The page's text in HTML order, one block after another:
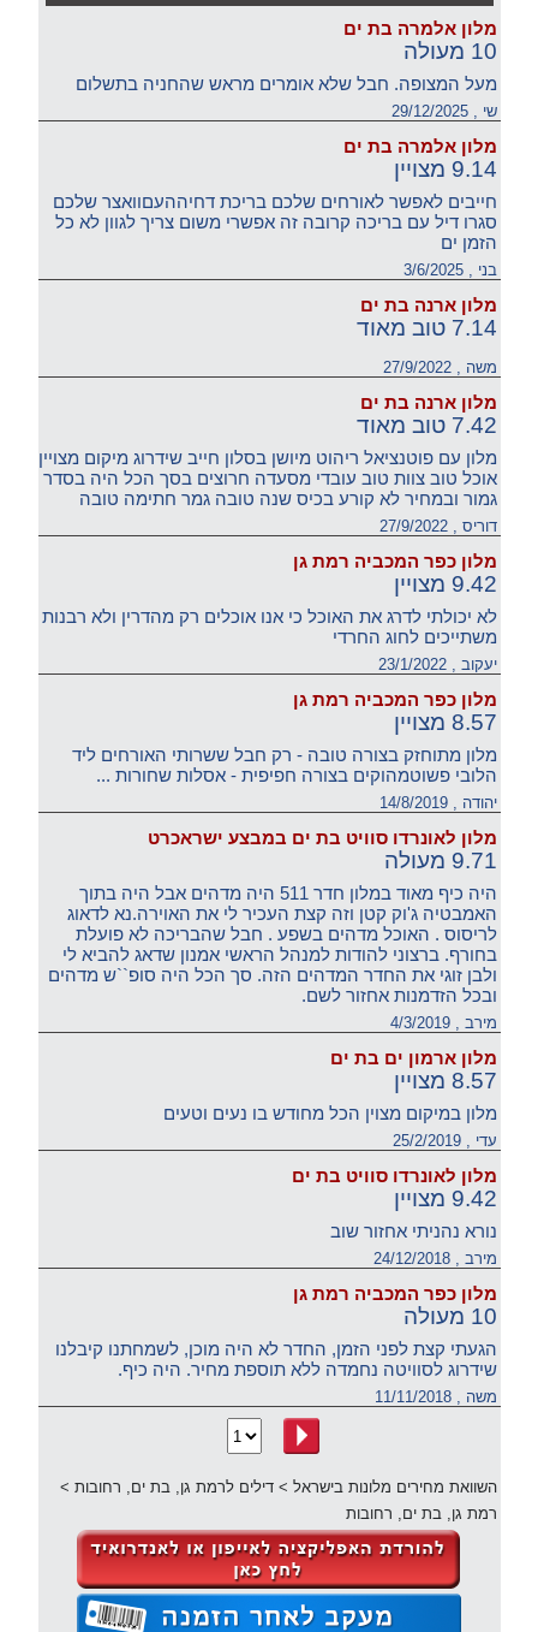
מלון אלמרה בת ים
10 מעולה
מעל המצופה. חבל שלא אומרים מראש שהחניה בתשלום
שי , 29/12/2025
מלון אלמרה בת ים
9.14 מצויין
חייבים לאפשר לאורחים שלכם בריכת דחיההעםוואצר שלכם
סגרו דיל עם בריכה קרובה זה אפשרי משום צריך לגוון לא כל
הזמן ים
בני , 3/6/2025
מלון ארנה בת ים
7.14 טוב מאוד
משה , 27/9/2022
מלון ארנה בת ים
7.42 טוב מאוד
מלון עם פוטנציאל ריהוט מיושן בסלון חייב שידרוג מיקום מצויין
אוכל טוב צוות טוב עובדי מסעדה חרוצים בסך הכל היה בסדר
גמור ובמחיר לא קורע בכיס שנה טובה גמר חתימה טובה
דוריס , 27/9/2022
מלון כפר המכביה רמת גן
9.42 מצויין
לא יכולתי לדרג את האוכל כי אנו אוכלים רק מהדרין ולא רבנות
משתייכים לחוג החרדי
יעקוב , 23/1/2022
מלון כפר המכביה רמת גן
8.57 מצויין
מלון מתוחזק בצורה טובה - רק חבל ששרותי האורחים ליד
הלובי פשוטמהוקים בצורה חפיפית - אסלות שחורות ...
יהודה , 14/8/2019
מלון לאונרדו סוויט בת ים במבצע ישראכרט
9.71 מעולה
היה כיף מאוד במלון חדר 511 היה מדהים אבל היה בתוך
האמבטיה ג'וק קטן וזה קצת העכיר לי את האוירה.נא לדאוג
לריסוס . האוכל מדהים בשפע . חבל שהבריכה לא פועלת
בחורף. ברצוני להודות למנהל הראשי אמנון שדאג להביא לי
ולבן זוגי את החדר המדהים הזה. סך הכל היה סופ``ש מדהים
ובכל הזדמנות אחזור לשם.
מירב , 4/3/2019
מלון ארמון ים בת ים
8.57 מצויין
מלון במיקום מצוין הכל מחודש בו נעים וטעים
עדי , 25/2/2019
מלון לאונרדו סוויט בת ים
9.42 מצויין
נורא נהניתי אחזור שוב
מירב , 24/12/2018
מלון כפר המכביה רמת גן
10 מעולה
הגעתי קצת לפני הזמן, החדר לא היה מוכן, לשמחתנו קיבלנו
שידרוג לסוויטה נחמדה ללא תוספת מחיר. היה כיף.
משה , 11/11/2018
השוואת מחירים מלונות בישראל > דילים לרמת גן, בת ים, רחובות >
רמת גן, בת ים, רחובות